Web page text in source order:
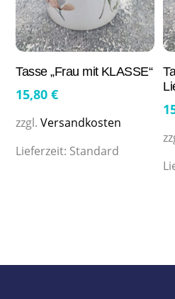
Tasse „Frau mit KLASSE“
15,80€
zzgl.Versandkosten
Lieferzeit: Standard